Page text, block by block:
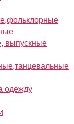
выпускные
одежду